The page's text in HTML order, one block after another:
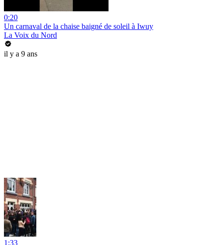
0:20
Un carnaval de la chaise baigné de soleil à Iwuy
La Voix du Nord
il y a 9 ans
1:33